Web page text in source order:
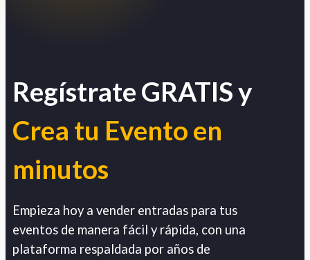
Regístrate GRATIS y
Crea tu Evento en
minutos
Empieza hoy a vender entradas para tus
eventos de manera fácil y rápida, con una
plataforma respaldada por años de